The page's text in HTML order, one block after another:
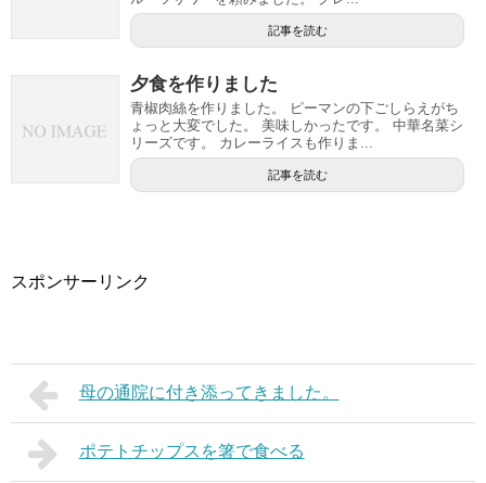
記事を読む
夕食を作りました
青椒肉絲を作りました。 ピーマンの下ごしらえがち
ょっと大変でした。 美味しかったです。 中華名菜シ
リーズです。 カレーライスも作りま...
記事を読む
スポンサーリンク
母の通院に付き添ってきました。
ポテトチップスを箸で食べる